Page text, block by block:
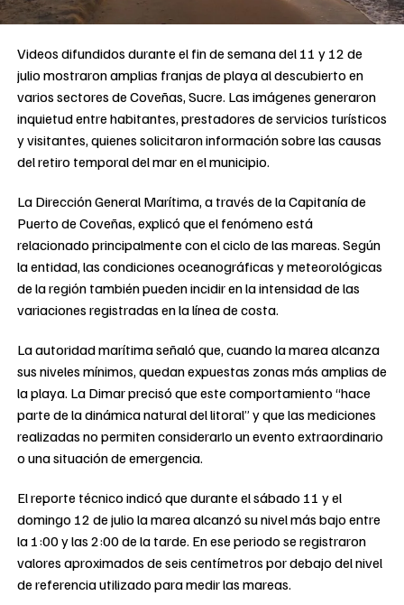
Videos difundidos durante el fin de semana del 11 y 12 de
julio mostraron amplias franjas de playa al descubierto en
varios sectores de Coveñas, Sucre. Las imágenes generaron
inquietud entre habitantes, prestadores de servicios turísticos
y visitantes, quienes solicitaron información sobre las causas
del retiro temporal del mar en el municipio.
La Dirección General Marítima, a través de la Capitanía de
Puerto de Coveñas, explicó que el fenómeno está
relacionado principalmente con el ciclo de las mareas. Según
la entidad, las condiciones oceanográficas y meteorológicas
de la región también pueden incidir en la intensidad de las
variaciones registradas en la línea de costa.
La autoridad marítima señaló que, cuando la marea alcanza
sus niveles mínimos, quedan expuestas zonas más amplias de
la playa. La Dimar precisó que este comportamiento “hace
parte de la dinámica natural del litoral” y que las mediciones
realizadas no permiten considerarlo un evento extraordinario
o una situación de emergencia.
El reporte técnico indicó que durante el sábado 11 y el
domingo 12 de julio la marea alcanzó su nivel más bajo entre
la 1:00 y las 2:00 de la tarde. En ese periodo se registraron
valores aproximados de seis centímetros por debajo del nivel
de referencia utilizado para medir las mareas.